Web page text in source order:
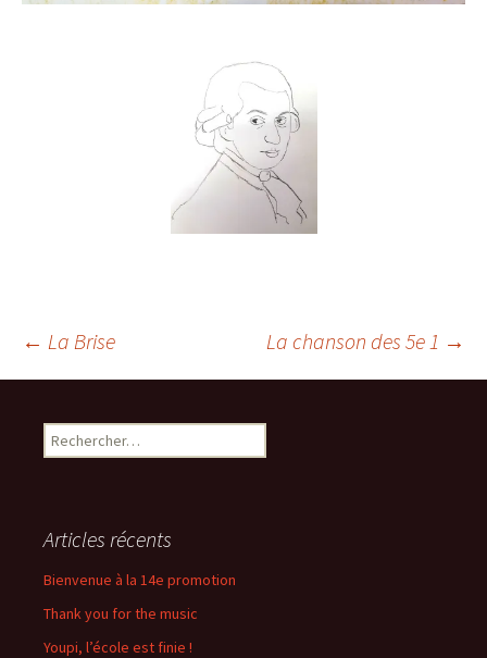
Navigation
des
← La Brise La chanson des 5e 1 →
Rechercher :
Articles récents
Bienvenue à la 14e promotion
Thank you for the music
Youpi, l’école est finie !